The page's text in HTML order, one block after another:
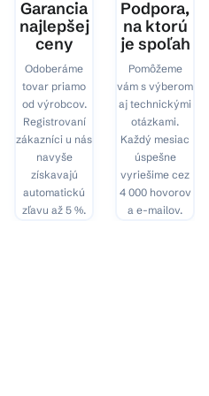
Garancia
najlepšej
ceny
Odoberáme
tovar priamo
od výrobcov.
Registrovaní
zákazníci u nás
navyše
získavajú
automatickú
zľavu až 5 %.
Podpora,
na ktorú
je spoľah
Pomôžeme
vám s výberom
aj technickými
otázkami.
Každý mesiac
úspešne
vyriešime cez
4 000 hovorov
a e-mailov.